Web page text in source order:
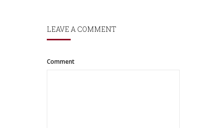
LEAVE A COMMENT
Comment